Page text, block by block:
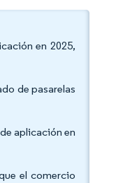
en 2025,
de pasarelas
aplicación en
el comercio